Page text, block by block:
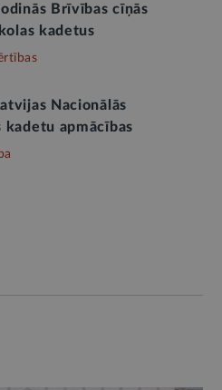
Brīvības cīņās
kadetus
Nacionālās
kadetu apmācības